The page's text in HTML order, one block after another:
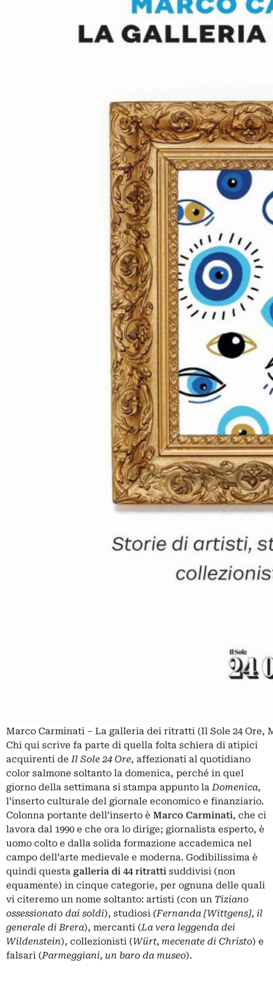
Marco Carminati – La galleria dei ritratti (Il Sole 24 Ore,
Chi qui scrive fa parte di quella folta schiera di atipici
acquirenti de Il Sole 24 Ore, affezionati al quotidiano
color salmone soltanto la domenica, perché in quel
giorno della settimana si stampa appunto la Domenica,
l’inserto culturale del giornale economico e finanziario.
Colonna portante dell’inserto è Marco Carminati, che ci
lavora dal 1990 e che ora lo dirige; giornalista esperto, è
uomo colto e dalla solida formazione accademica nel
campo dell’arte medievale e moderna. Godibilissima è
quindi questa galleria di 44 ritratti suddivisi (non
equamente) in cinque categorie, per ognuna delle quali
vi citeremo un nome soltanto: artisti (con un Tiziano
ossessionato dai soldi), studiosi (Fernanda [Wittgens], il
generale di Brera), mercanti (La vera leggenda dei
Wildenstein), collezionisti (Würt, mecenate di Christo) e
falsari (Parmeggiani, un baro da museo).